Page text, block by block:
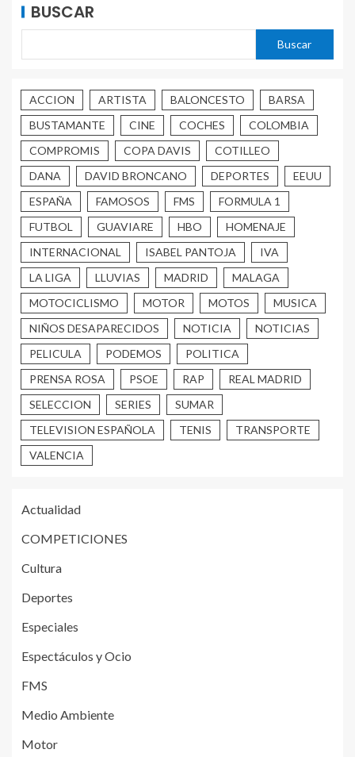
BUSCAR
Buscar
ACCION ARTISTA BALONCESTO
BARSA
BUSTAMANTE
CINE COCHES
COLOMBIA
COMPROMIS
COPA DAVIS
COTILLEO
DANA
DAVID BRONCANO DEPORTES
EEUU
ESPAÑA
FAMOSOS FMS
FORMULA 1
FUTBOL
GUAVIARE HBO
HOMENAJE
INTERNACIONAL
ISABEL PANTOJA
IVA
LA LIGA
LLUVIAS MADRID
MALAGA
MOTOCICLISMO
MOTOR MOTOS
MUSICA
NIÑOS DESAPARECIDOS
NOTICIA
NOTICIAS
PELICULA
PODEMOS
POLITICA
PRENSA ROSA
PSOE RAP
REAL MADRID
SELECCION
SERIES
SUMAR
TELEVISION ESPAÑOLA
TENIS
TRANSPORTE
VALENCIA
Actualidad
COMPETICIONES
Cultura
Deportes
Especiales
Espectáculos y Ocio
FMS
Medio Ambiente
Motor